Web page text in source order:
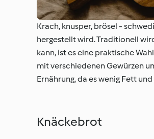
Krach, knusper, brösel -
hergestellt wird. Traditionell
kann, ist es eine praktische
mit verschiedenen Gewürzen
Ernährung, da es wenig Fett
Knäckebrot